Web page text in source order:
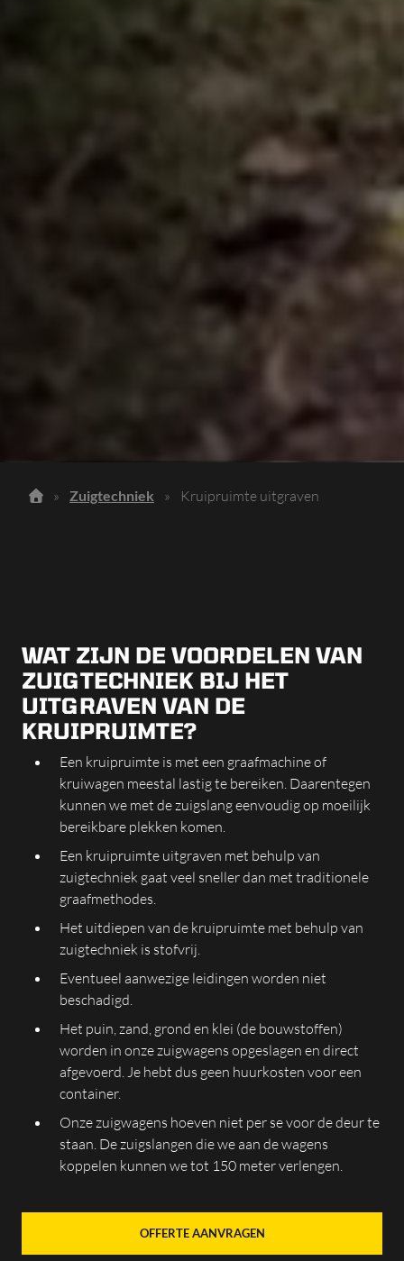
» Zuigtechniek » Kruipruimte uitgraven
WAT ZIJN DE VOORDELEN VAN
ZUIGTECHNIEK BIJ HET
UITGRAVEN VAN DE
KRUIPRUIMTE?
Een kruipruimte is met een graafmachine of
kruiwagen meestal lastig te bereiken. Daarentegen
kunnen we met de zuigslang eenvoudig op moeilijk
bereikbare plekken komen.
Een kruipruimte uitgraven met behulp van
zuigtechniek gaat veel sneller dan met traditionele
graafmethodes.
Het uitdiepen van de kruipruimte met behulp van
zuigtechniek is stofvrij.
Eventueel aanwezige leidingen worden niet
beschadigd.
Het puin, zand, grond en klei (de bouwstoffen)
worden in onze zuigwagens opgeslagen en direct
afgevoerd. Je hebt dus geen huurkosten voor een
container.
Onze zuigwagens hoeven niet per se voor de deur te
staan. De zuigslangen die we aan de wagens
koppelen kunnen we tot 150 meter verlengen.
OFFERTE AANVRAGEN